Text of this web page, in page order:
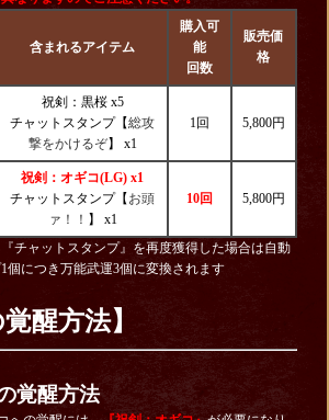
含まれるアイテム
購入可
能
回数
販売価
格
祝剣：黒桜 x5
チャットスタンプ【総攻
撃をかけるぞ】 x1
1回 5,800円
祝剣：オギコ(LG) x1
チャットスタンプ【 お頭
ァ！！ 】 x1
10回 5,800円
チャットスタンプ』を再度獲得した場合は自動
個につき万能武運3個に変換されます
醒方法】
覚醒方法